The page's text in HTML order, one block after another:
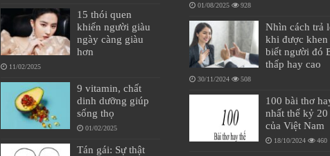
15 thói quen
khiến người giàu
ngày càng giàu
hơn
11/02/2025
9 vitamin, chất
dinh dưỡng giúp
sống thọ
01/02/2025
Tán gái: Sự thật
01/08/2025 928
Nhìn cách trả
khi được khen
biết người đó
thấp hay cao
30/11/2024 508
100 bài thơ
nhất thế kỷ 20
của Việt Nam
18/10/2024 460